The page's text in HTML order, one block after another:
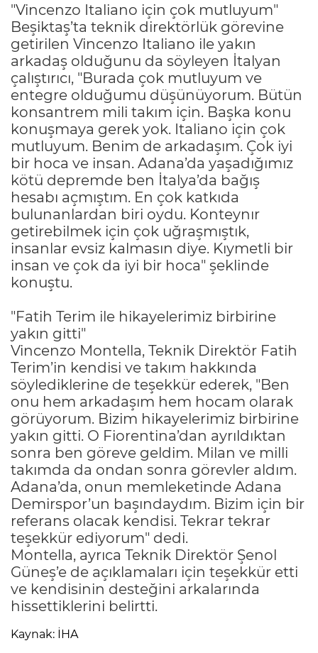
"Vincenzo Italiano için çok mutluyum"
Beşiktaş’ta teknik direktörlük görevine
getirilen Vincenzo Italiano ile yakın
arkadaş olduğunu da söyleyen İtalyan
çalıştırıcı, "Burada çok mutluyum ve
entegre olduğumu düşünüyorum. Bütün
konsantrem mili takım için. Başka konu
konuşmaya gerek yok. Italiano için çok
mutluyum. Benim de arkadaşım. Çok iyi
bir hoca ve insan. Adana’da yaşadığımız
kötü depremde ben İtalya’da bağış
hesabı açmıştım. En çok katkıda
bulunanlardan biri oydu. Konteynır
getirebilmek için çok uğraşmıştık,
insanlar evsiz kalmasın diye. Kıymetli bir
insan ve çok da iyi bir hoca" şeklinde
konuştu.
"Fatih Terim ile hikayelerimiz birbirine
yakın gitti"
Vincenzo Montella, Teknik Direktör Fatih
Terim’in kendisi ve takım hakkında
söylediklerine de teşekkür ederek, "Ben
onu hem arkadaşım hem hocam olarak
görüyorum. Bizim hikayelerimiz birbirine
yakın gitti. O Fiorentina’dan ayrıldıktan
sonra ben göreve geldim. Milan ve milli
takımda da ondan sonra görevler aldım.
Adana’da, onun memleketinde Adana
Demirspor’un başındaydım. Bizim için bir
referans olacak kendisi. Tekrar tekrar
teşekkür ediyorum" dedi.
Montella, ayrıca Teknik Direktör Şenol
Güneş’e de açıklamaları için teşekkür etti
ve kendisinin desteğini arkalarında
hissettiklerini belirtti.
Kaynak: İHA